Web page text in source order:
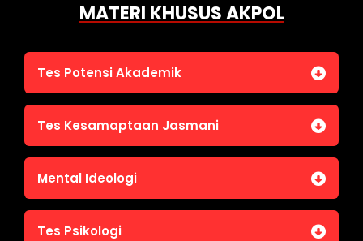
MATERI KHUSUS AKPOL
Tes Potensi Akademik
Bahasa Indonesia
Penalaran Numerik
Pengetahuan Umum (termasuk UU Kepolisian)
Tes Wawasan Kebangsaan
Tes Kesamaptaan Jasmani
Jasmani A (Lari 12 menit)
Mental Ideologi
Mental Ideologi
Tes Psikologi